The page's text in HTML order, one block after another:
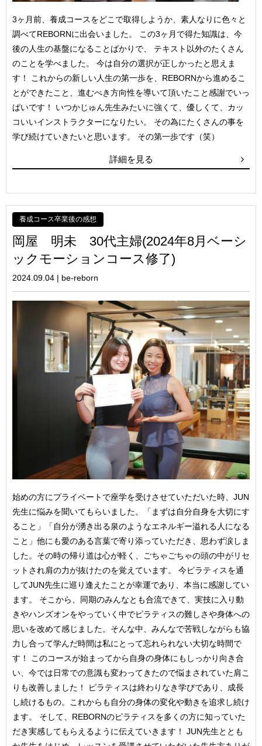
3ヶ月前、養成コースをどこで取得しようか、素人なりに色々と
調べてREBORNに出会いました。 この3ヶ月で得た知識は、今
後の人生の基盤になることばかりで、 テキスト以外のたくさん
のことを学べました。 今は自分の選択が正しかったと思えま
す！ これからの新しい人生の第一歩を、REBORNから進めるこ
とができたこと、進むべき方向性を導いて頂いたこと感謝でいっ
ぱいです！ いつかじゅん先生みたいに強くて、優しくて、カッ
コいいインストラクターになりたい。 その為にたくさんの事を
学び続けていきたいと思います。 その第一歩です（笑）
詳細を見る
養成コース卒業後の感想
岡屋 明未 30代主婦(2024年8月ベーシ
ックモーションコース修了)
2024.09.04 | be-reborn
始めの方にプライベートで座学を受けさせていただいた時、JUN
先生に悩みを聞いてもらいました。「まずは自分自身を大切にす
ること」「自分が湧き出る泉のようなエネルギー溢れる人になる
こと」他にも愛のある言葉で寄り添っていただき、思わず涙しま
した。その時の帰り道は心が軽く、ごちゃごちゃの頭の中がリセ
ットされ肩の力が抜けたのを覚えています。 今ピラティスを通
してJUN先生に巡り逢えたことが幸運であり、本当に感謝してい
ます。 そこから、同期のみんなとも合流できて、実技に入り動
きやハンズオンをやっていく中でピラティスの難しさや身体への
思いを改めて感じました。そんな中、みんなで苦戦しながらも協
力し合って学んだ時間は私にとって忘れられない大切な時間で
す！ このコースが始まってから自身の身体にもしっかり向き合
い、今では日常での意識も変わってきたので悩まされていた肩こ
りも改善しました！ ピラティスは終わりなき学びであり、成長
し続けるもの。これからも自分の身体の変化や動きを追求し続け
ます。 そして、REBORNのピラティスを多くの方に知っていた
だき実感してもらえるように伝えていきます！ JUN先生ととも